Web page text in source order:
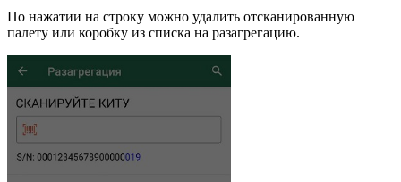
По нажатии на строку можно удалить отсканированную
палету или коробку из списка на разагрегацию.